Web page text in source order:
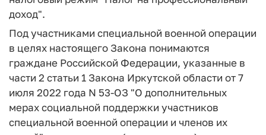
доход".
Под участниками специальной военной операции
в целях настоящего Закона понимаются
граждане Российской Федерации, указанные в
части 2 статьи 1 Закона Иркутской области от 7
июля 2022 года N 53-ОЗ "О дополнительных
мерах социальной поддержки участников
специальной военной операции и членов их